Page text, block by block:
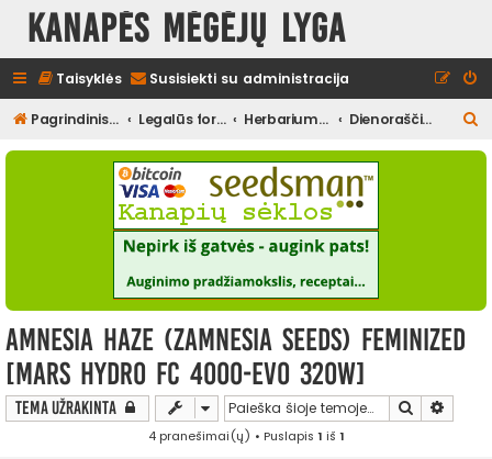
Kanapės mėgėjų lyga
Taisyklės Susisiekti su administracija
Pagrindinis diskusijų puslapis Legalūs forumai Herbariumas Dienoraščiai (užbaigti)
e
Amnesia Haze (Zamnesia Seeds) Feminized
[Mars Hydro FC 4000-EVO 320W]
Tema užrakinta Ieškoti
4 pranešimai(ų) • Puslapis 1 iš 1